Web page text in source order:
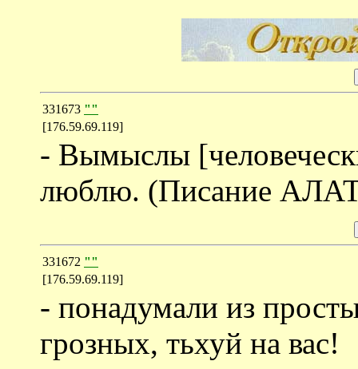
331673 ""
[176.59.69.119]
- Вымыслы
люблю. (Писание
331672 ""
[176.59.69.119]
- понадумали из
грозных, тьхуй на вас!